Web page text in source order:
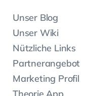
Unser Blog
Unser Wiki
Nützliche Links
Partnerangebot
Marketing Profil
Theorie App